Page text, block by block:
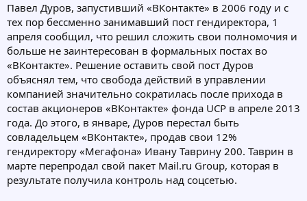
Павел Дуров, запустивший «ВКонтакте» в 2006 году и с
тех пор бессменно занимавший пост гендиректора, 1
апреля сообщил, что решил сложить свои полномочия и
больше не заинтересован в формальных постах во
«ВКонтакте». Решение оставить свой пост Дуров
объяснял тем, что свобода действий в управлении
компанией значительно сократилась после прихода в
состав акционеров «ВКонтакте» фонда UCP в апреле 2013
года. До этого, в январе, Дуров перестал быть
совладельцем «ВКонтакте», продав свои 12%
гендиректору «Мегафона» Ивану Таврину 200. Таврин в
марте перепродал свой пакет Mail.ru Group, которая в
результате получила контроль над соцсетью.